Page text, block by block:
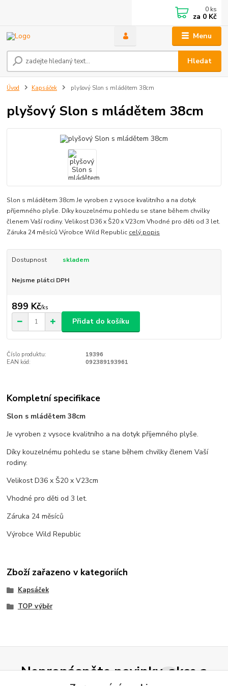
Menu
Hledat
0 ks
za 0 Kč
Úvod Kapsáček plyšový Slon s mládětem 38cm
plyšový Slon s mládětem 38cm
Slon s mládětem 38cm Je vyroben z vysoce kvalitního a na dotyk
příjemného plyše. Díky kouzelnému pohledu se stane během chvilky
členem Vaší rodiny. Velikost D36 x Š20 x V23cm Vhodné pro děti od 3 let.
Záruka 24 měsíců Výrobce Wild Republic celý popis
Dostupnost skladem
Nejsme plátci DPH
899 Kč/ks
Přidat do košíku
Číslo produktu:
19396
EAN kód:
092389193961
Kompletní specifikace
Slon s mládětem 38cm
Je vyroben z vysoce kvalitního a na dotyk příjemného plyše.
Díky kouzelnému pohledu se stane během chvilky členem Vaší
rodiny.
Velikost D36 x Š20 x V23cm
Vhodné pro děti od 3 let.
Záruka 24 měsíců
Výrobce Wild Republic
Zboží zařazeno v kategoriích
Kapsáček
TOP výběr
Nepropásněte novinky, akce a